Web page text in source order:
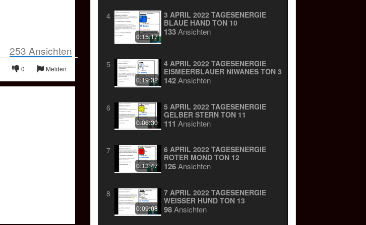
253 Ansichten
Melden
0
4
0:15:17
3 APRIL 2022 TAGESENERGIE
BLAUE HAND TON 10
133Ansichten
5
0:19:32
4 APRIL 2022 TAGESENERGIE
EISMEERBLAUER NIWANES TON 3
142Ansichten
6
0:06:30
5 APRIL 2022 TAGESENERGIE
GELBER STERN TON 11
111 Ansichten
7
0:13:47
6 APRIL 2022 TAGESENERGIE
ROTER MOND TON 12
126Ansichten
8
0:09:08
7 APRIL 2022 TAGESENERGIE
WEISSER HUND TON 13
98Ansichten